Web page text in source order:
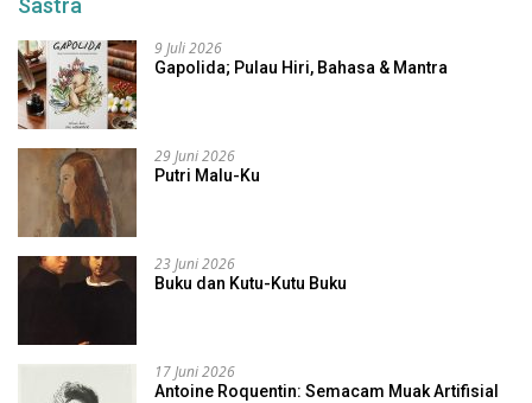
Sastra
9 Juli 2026
Gapolida; Pulau Hiri, Bahasa & Mantra
29 Juni 2026
Putri Malu-Ku
23 Juni 2026
Buku dan Kutu-Kutu Buku
17 Juni 2026
Antoine Roquentin: Semacam Muak Artifisial